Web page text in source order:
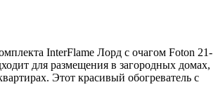
InterFlame Лорд с очагом Foton 21-
для размещения в загородных домах,
Этот красивый обогреватель с